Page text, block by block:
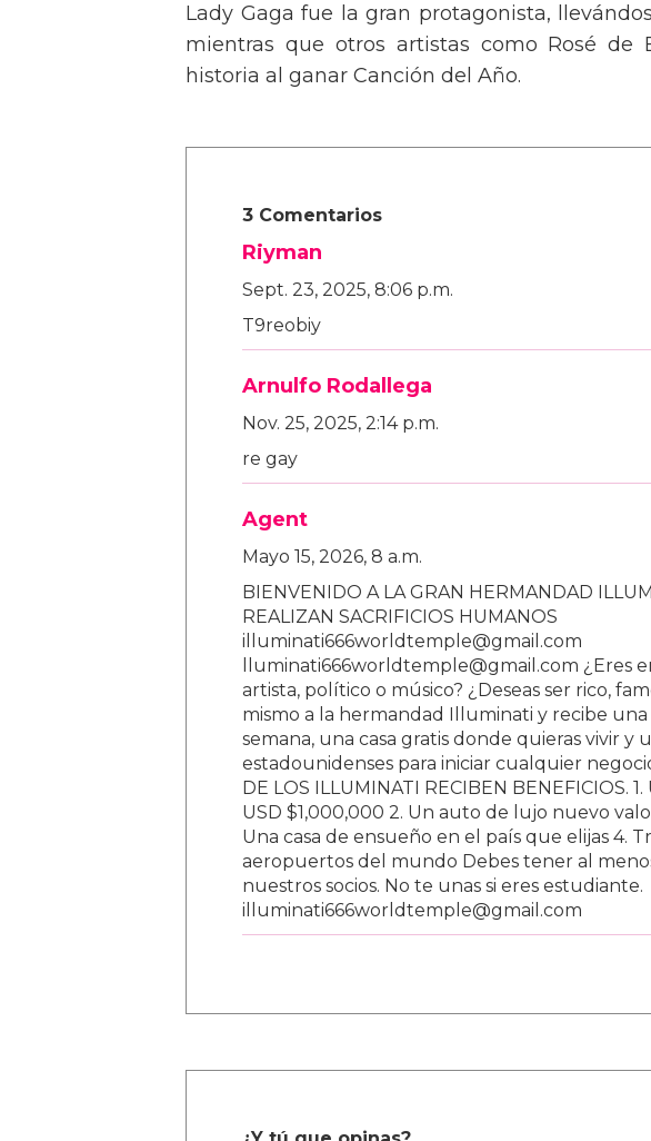
Lady Gaga fue la gran protagonista,
mientras que otros artistas como Rosé de
historia al ganar Canción del Año.
3 Comentarios
Riyman
Sept. 23, 2025, 8:06 p.m.
T9reobiy
Arnulfo Rodallega
Nov. 25, 2025, 2:14 p.m.
re gay
Agent
Mayo 15, 2026, 8 a.m.
BIENVENIDO A LA GRAN HERMANDAD
REALIZAN SACRIFICIOS HUMANOS
illuminati666worldtemple@gmail.com
lluminati666worldtemple@gmail.com ¿Eres
artista, político o músico? ¿Deseas ser rico,
mismo a la hermandad Illuminati y recibe
semana, una casa gratis donde quieras vivir y
estadounidenses para iniciar cualquier
DE LOS ILLUMINATI RECIBEN BENEFICIOS.
USD $1,000,000 2. Un auto de lujo nuevo
Una casa de ensueño en el país que elijas 4.
aeropuertos del mundo Debes tener al
nuestros socios. No te unas si eres estudiante.
illuminati666worldtemple@gmail.com